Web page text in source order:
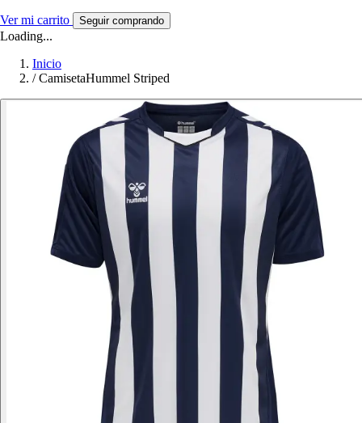
Ver mi carrito Seguir comprando
Loading...
Inicio
/ CamisetaHummel Striped